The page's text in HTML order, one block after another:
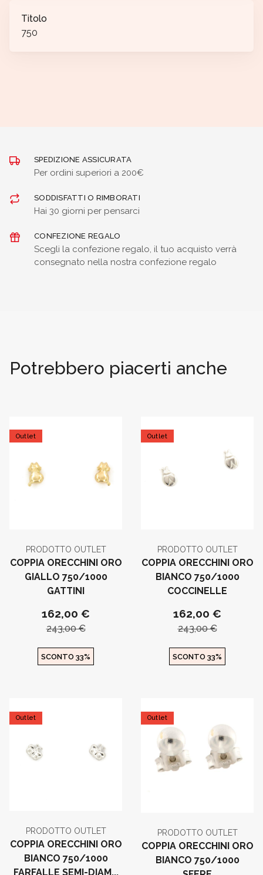
Titolo
750
SPEDIZIONE ASSICURATA
Per ordini superiori a 200€
SODDISFATTI O RIMBORATI
Hai 30 giorni per pensarci
CONFEZIONE REGALO
Scegli la confezione regalo, il tuo acquisto verrà
consegnato nella nostra confezione regalo
Potrebbero piacerti anche
Outlet
PRODOTTO OUTLET
COPPIA ORECCHINI ORO
GIALLO 750/1000
GATTINI
162,00 €
243,00 €
SCONTO 33%
Outlet
PRODOTTO OUTLET
COPPIA ORECCHINI ORO
BIANCO 750/1000
COCCINELLE
162,00 €
243,00 €
SCONTO 33%
Outlet
PRODOTTO OUTLET
COPPIA ORECCHINI ORO
BIANCO 750/1000
FARFALLE SEMI-DIAM...
Outlet
PRODOTTO OUTLET
COPPIA ORECCHINI ORO
BIANCO 750/1000